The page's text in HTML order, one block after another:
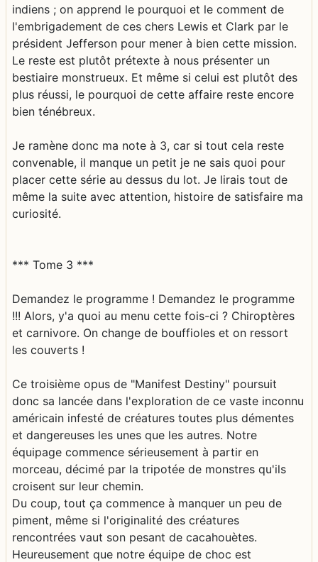
indiens ; on apprend le pourquoi et le comment de
l'embrigadement de ces chers Lewis et Clark par le
président Jefferson pour mener à bien cette mission.
Le reste est plutôt prétexte à nous présenter un
bestiaire monstrueux. Et même si celui est plutôt des
plus réussi, le pourquoi de cette affaire reste encore
bien ténébreux.
Je ramène donc ma note à 3, car si tout cela reste
convenable, il manque un petit je ne sais quoi pour
placer cette série au dessus du lot. Je lirais tout de
même la suite avec attention, histoire de satisfaire ma
curiosité.
*** Tome 3 ***
Demandez le programme ! Demandez le programme
!!! Alors, y'a quoi au menu cette fois-ci ? Chiroptères
et carnivore. On change de bouffioles et on ressort
les couverts !
Ce troisième opus de "Manifest Destiny" poursuit
donc sa lancée dans l'exploration de ce vaste inconnu
américain infesté de créatures toutes plus démentes
et dangereuses les unes que les autres. Notre
équipage commence sérieusement à partir en
morceau, décimé par la tripotée de monstres qu'ils
croisent sur leur chemin.
Du coup, tout ça commence à manquer un peu de
piment, même si l'originalité des créatures
rencontrées vaut son pesant de cacahouètes.
Heureusement que notre équipe de choc est